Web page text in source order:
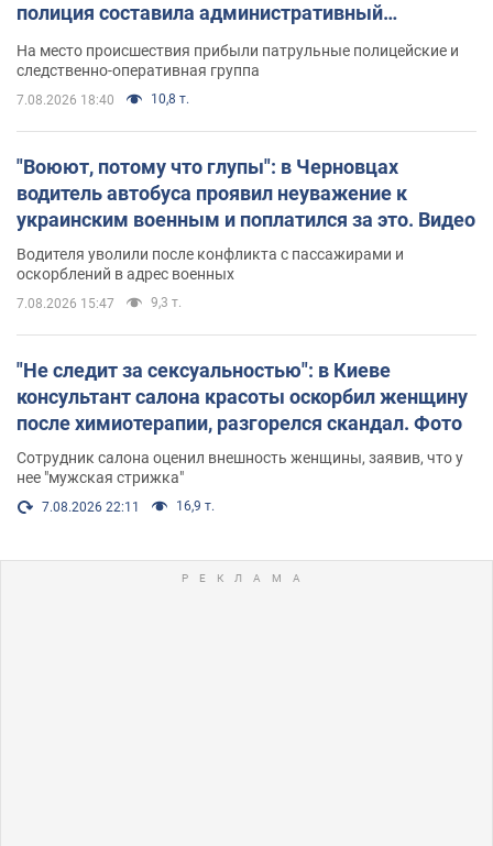
полиция составила административный
протокол. Видео
На место происшествия прибыли патрульные полицейские и
следственно-оперативная группа
7.08.2026 18:40 10,8 т.
"Воюют, потому что глупы": в Черновцах
водитель автобуса проявил неуважение к
украинским военным и поплатился за это. Видео
Водителя уволили после конфликта с пассажирами и
оскорблений в адрес военных
7.08.2026 15:47 9,3 т.
"Не следит за сексуальностью": в Киеве
консультант салона красоты оскорбил женщину
после химиотерапии, разгорелся скандал. Фото
Сотрудник салона оценил внешность женщины, заявив, что у
нее "мужская стрижка"
7.08.2026 22:11 16,9 т.